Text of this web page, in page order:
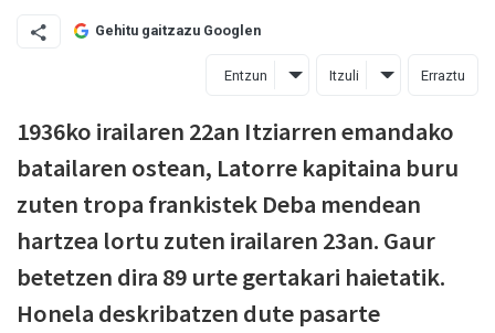
Gehitu gaitzazu Googlen
Entzun Itzuli Erraztu
1936ko irailaren 22an Itziarren emandako
batailaren ostean, Latorre kapitaina buru
zuten tropa frankistek Deba mendean
hartzea lortu zuten irailaren 23an. Gaur
betetzen dira 89 urte gertakari haietatik.
Honela deskribatzen dute pasarte